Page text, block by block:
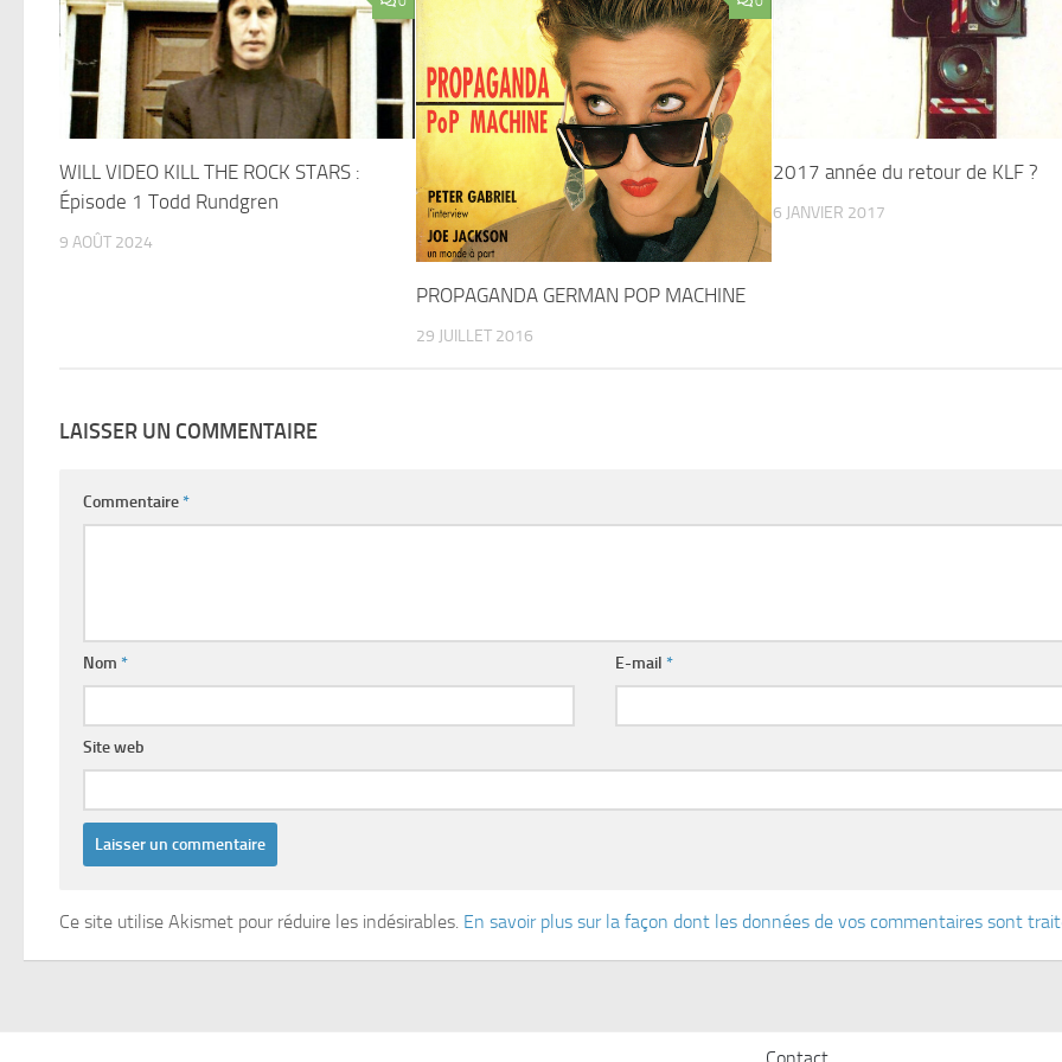
WILL VIDEO KILL THE ROCK STARS :
Épisode 1 Todd Rundgren
9 AOÛT 2024
PROPAGANDA GERMAN POP MACHINE
29 JUILLET 2016
2017 année du retour de KLF ?
6 JANVIER 2017
LAISSER UN COMMENTAIRE
Commentaire*
Nom * E-mail*
Site web
Ce site utilise Akismet pour réduire les indésirables. En savoir plus sur la façon dont les données de vos commentaires sont